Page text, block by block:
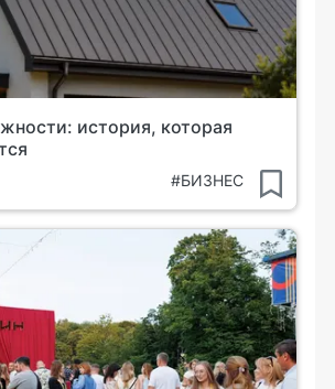
история, которая
#БИЗНЕС